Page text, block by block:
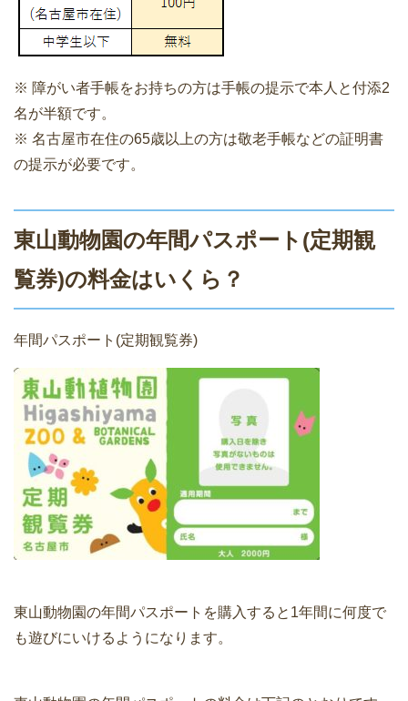
※ 障がい者手帳をお持ちの方は手帳の提示で本人と付添2
名が半額です。
※ 名古屋市在住の65歳以上の方は敬老手帳などの証明書
の提示が必要です。
東山動物園の年間パスポート(定期観
覧券)の料金はいくら？
年間パスポート(定期観覧券)
東山動物園の年間パスポートを購入すると1年間に何度で
も遊びにいけるようになります。